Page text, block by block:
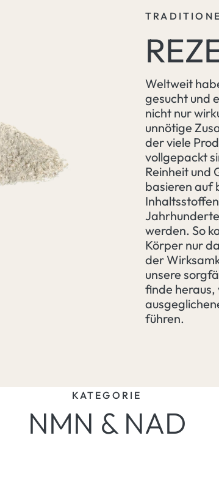
Weltweit
gesucht und
nicht nur
unnötige
der viele
vollgepackt
Reinheit und
basieren auf
werden. So
Körper nur
der
unsere
finde heraus,
führen.
KATEGORIE
NMN & NAD